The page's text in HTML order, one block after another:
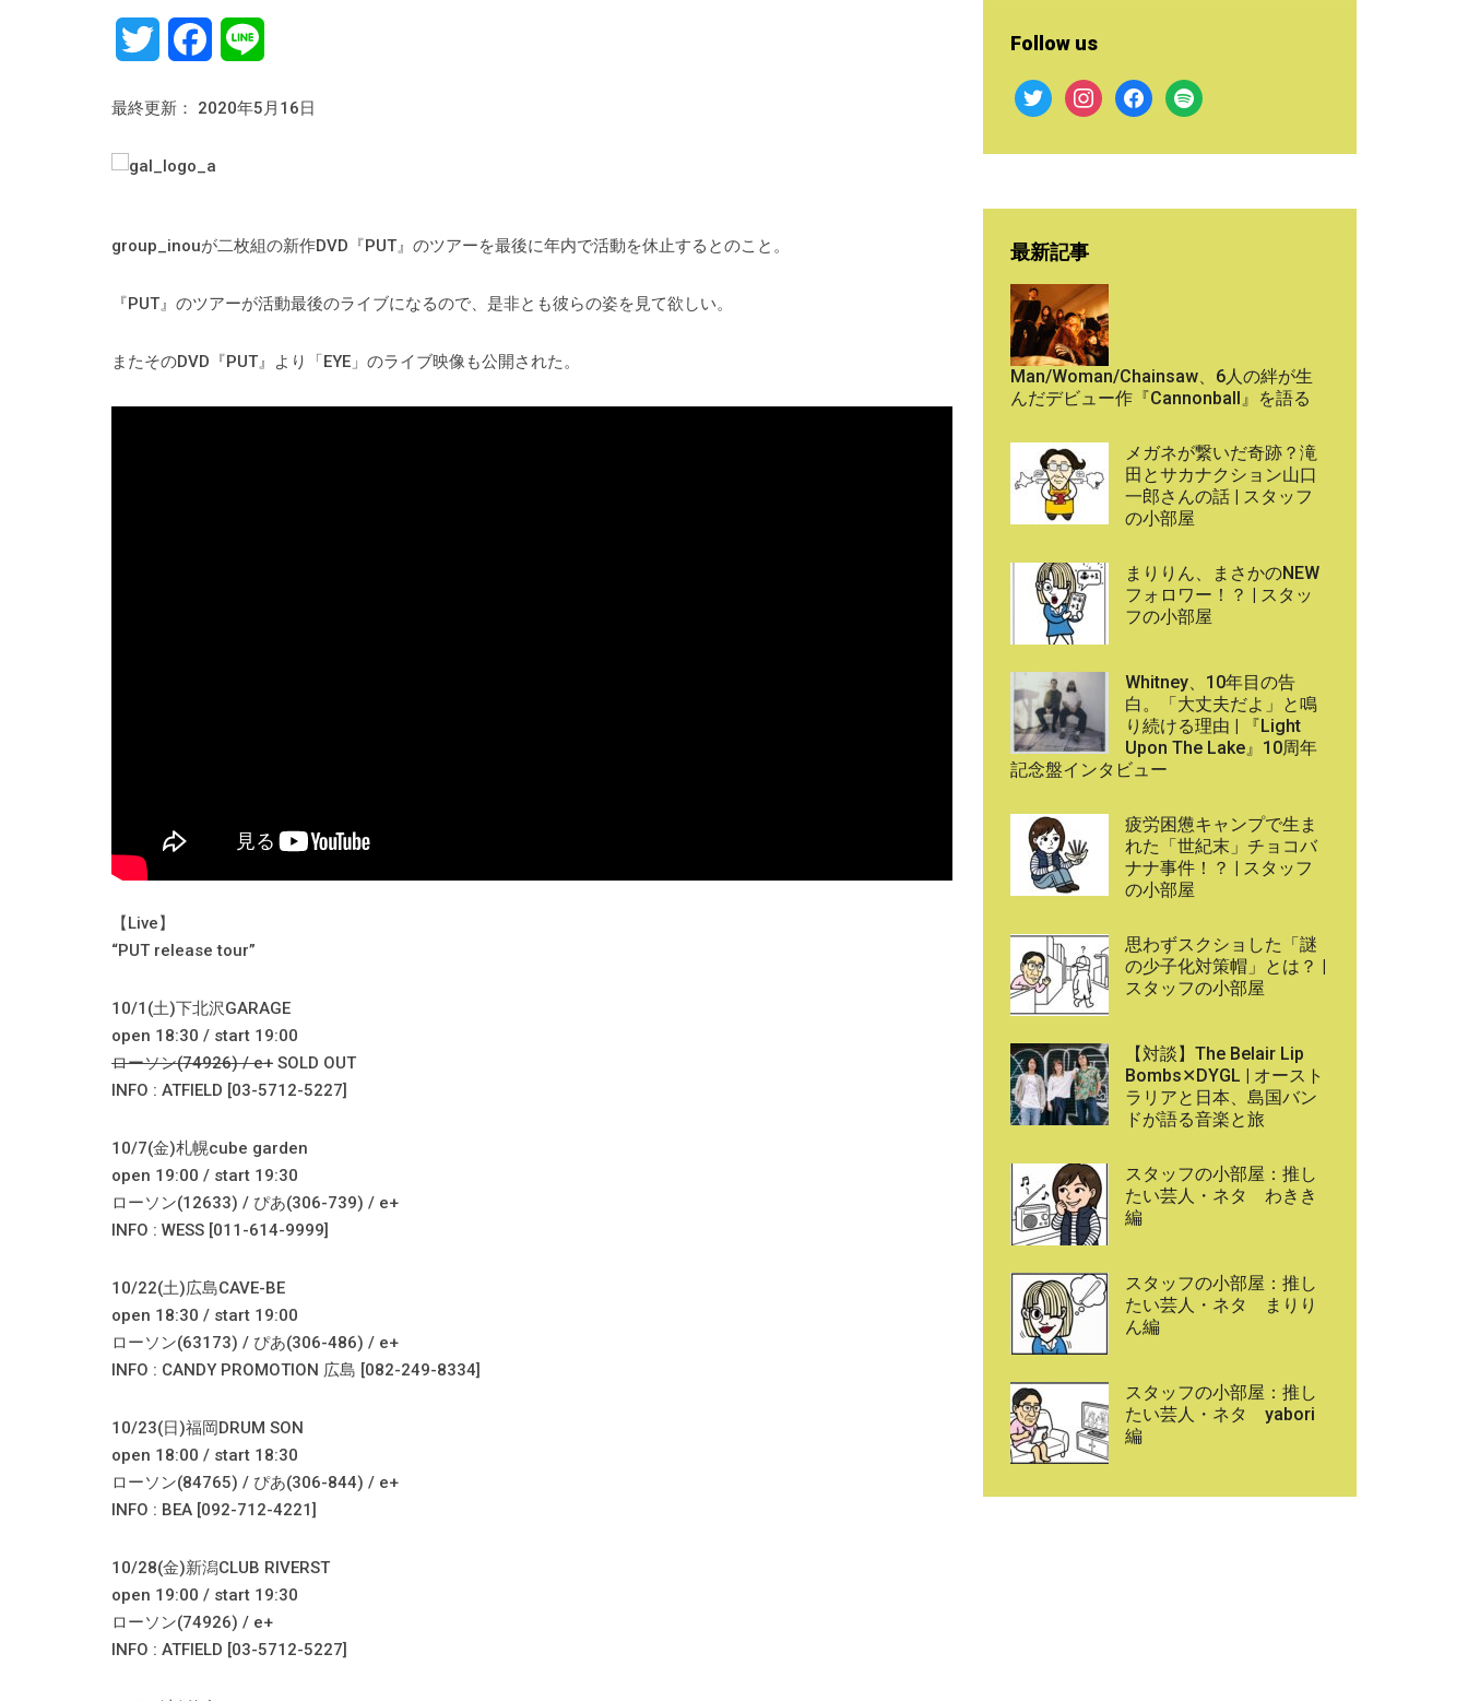
Twitter Facebook
最終更新： 2020年5月16日
group_inouが二枚組の新作DVD『PUT』のツアーを最後に年内で活動を休止するとのこと。
『PUT』のツアーが活動最後のライブになるので、是非とも彼らの姿を見て欲しい。
またそのDVD『PUT』より「EYE」のライブ映像も公開された。
【Live】
“PUT release tour”
10/1(土)下北沢GARAGE
open 18:30 / start 19:00
ローソン(74926) / e+ SOLD OUT
INFO : ATFIELD [03-5712-5227]
10/7(金)札幌cube garden
open 19:00 / start 19:30
ローソン(12633) / ぴあ(306-739) / e+
INFO : WESS [011-614-9999]
10/22(土)広島CAVE-BE
open 18:30 / start 19:00
ローソン(63173) / ぴあ(306-486) / e+
INFO : CANDY PROMOTION 広島 [082-249-8334]
10/23(日)福岡DRUM SON
open 18:00 / start 18:30
ローソン(84765) / ぴあ(306-844) / e+
INFO : BEA [092-712-4221]
10/28(金)新潟CLUB RIVERST
open 19:00 / start 19:30
ローソン(74926) / e+
INFO : ATFIELD [03-5712-5227]
Follow us
twitter instagramfacebook
spotify
最新記事
Man/Woman/Chainsaw、6人の絆が生
んだデビュー作『Cannonball』を語る
メガネが繋いだ奇跡？滝
田とサカナクション山口
一郎さんの話 | スタッフ
の小部屋
まりりん、まさかのNEW
フォロワー！？ | スタッ
フの小部屋
Whitney、10年目の告
白。「大丈夫だよ」と鳴
り続ける理由 | 『Light
Upon The Lake』10周年
記念盤インタビュー
疲労困憊キャンプで生ま
れた「世紀末」チョコバ
ナナ事件！？ | スタッフ
の小部屋
思わずスクショした「謎
の少子化対策帽」とは？ |
スタッフの小部屋
【対談】The Belair Lip
Bombs✕DYGL | オースト
ラリアと日本、島国バン
ドが語る音楽と旅
スタッフの小部屋：推し
たい芸人・ネタ わきき
編
スタッフの小部屋：推し
たい芸人・ネタ まりり
ん編
スタッフの小部屋：推し
たい芸人・ネタ yabori
編